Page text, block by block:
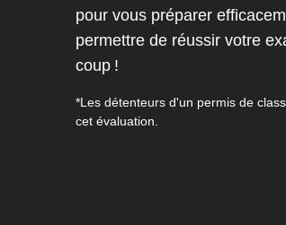
pour vous préparer
permettre de réussir votre
coup !
*Les détenteurs d'un permis de
cet évaluation.